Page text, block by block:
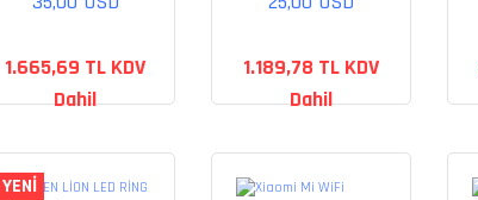
1.665,69 TL KDV
Dahil
1.189,78 TL KDV
Dahil
YENİ